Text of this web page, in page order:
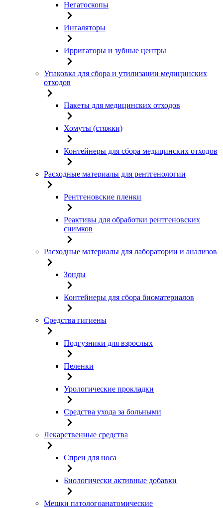
Негатоскопы
Ингаляторы
Ирригаторы и зубные центры
Упаковка для сбора и утилизации медицинских
отходов
Пакеты для медицинских отходов
Хомуты (стяжки)
Контейнеры для сбора медицинских отходов
Расходные материалы для рентгенологии
Рентгеновские пленки
Реактивы для обработки рентгеновских
снимков
Расходные материалы для лаборатории и анализов
Зонды
Контейнеры для сбора биоматериалов
Средства гигиены
Подгузники для взрослых
Пеленки
Урологические прокладки
Средства ухода за больными
Лекарственные средства
Спреи для носа
Биологически активные добавки
Мешки патологоанатомические